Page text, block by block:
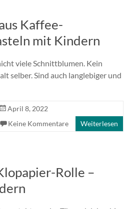
Kaffee-
mit Kindern
viele Schnittblumen. Kein
selber. Sind auch langlebiger und
April 8, 2022
Keine Kommentare Weiterlesen
Rolle –